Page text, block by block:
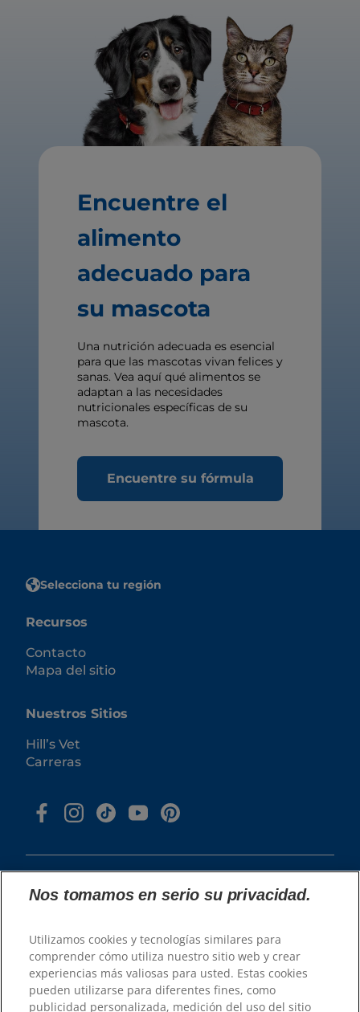
Encuentre el
alimento
adecuado para
su mascota
Una nutrición adecuada es esencial
para que las mascotas vivan felices y
sanas. Vea aquí qué alimentos se
adaptan a las necesidades
nutricionales específicas de su
mascota.
Encuentre su fórmula
Selecciona tu región
Recursos
Contacto
Mapa del sitio
Nuestros Sitios
Hill’s Vet
Carreras
Todos los derechos reservados.
Tal y como se utiliza en el presente documento,
denota el estatus de marca registrada únicamente
en U.S.; el estatus de registro en otras zonas
geográficas puede ser diferente. El uso de este sitio
Nos tomamos en serio su privacidad.
Utilizamos cookies y tecnologías similares para
comprender cómo utiliza nuestro sitio web y crear
experiencias más valiosas para usted. Estas cookies
pueden utilizarse para diferentes fines, como
publicidad personalizada, medición del uso del sitio